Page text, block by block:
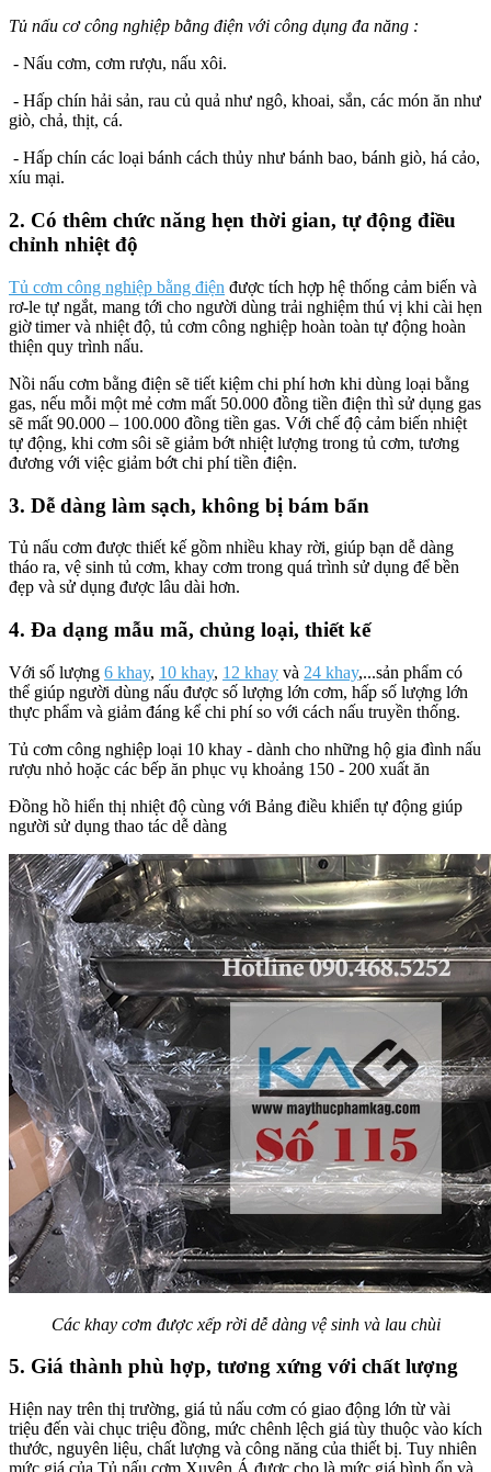
Tủ nấu cơ công nghiệp bằng điện với công dụng đa năng :
- Nấu cơm, cơm rượu, nấu xôi.
- Hấp chín hải sản, rau củ quả như ngô, khoai, sắn, các món ăn như
giò, chả, thịt, cá.
- Hấp chín các loại bánh cách thủy như bánh bao, bánh giò, há cảo,
xíu mại.
2. Có thêm chức năng hẹn thời gian, tự động điều
chỉnh nhiệt độ
Tủ cơm công nghiệp bằng điện được tích hợp hệ thống cảm biến và
rơ-le tự ngắt, mang tới cho người dùng trải nghiệm thú vị khi cài hẹn
giờ timer và nhiệt độ, tủ cơm công nghiệp hoàn toàn tự động hoàn
thiện quy trình nấu.
Nồi nấu cơm bằng điện sẽ tiết kiệm chi phí hơn khi dùng loại bằng
gas, nếu mỗi một mẻ cơm mất 50.000 đồng tiền điện thì sử dụng gas
sẽ mất 90.000 – 100.000 đồng tiền gas. Với chế độ cảm biến nhiệt
tự động, khi cơm sôi sẽ giảm bớt nhiệt lượng trong tủ cơm, tương
đương với việc giảm bớt chi phí tiền điện.
3. Dễ dàng làm sạch, không bị bám bẩn
Tủ nấu cơm được thiết kế gồm nhiều khay rời, giúp bạn dễ dàng
tháo ra, vệ sinh tủ cơm, khay cơm trong quá trình sử dụng để bền
đẹp và sử dụng được lâu dài hơn.
4. Đa dạng mẫu mã, chủng loại, thiết kế
Với số lượng 6 khay, 10 khay, 12 khay và 24 khay,...sản phẩm có
thể giúp người dùng nấu được số lượng lớn cơm, hấp số lượng lớn
thực phẩm và giảm đáng kể chi phí so với cách nấu truyền thống.
Tủ cơm công nghiệp loại 10 khay - dành cho những hộ gia đình nấu
rượu nhỏ hoặc các bếp ăn phục vụ khoảng 150 - 200 xuất ăn
Đồng hồ hiển thị nhiệt độ cùng với Bảng điều khiển tự động giúp
người sử dụng thao tác dễ dàng
Các khay cơm được xếp rời dễ dàng vệ sinh và lau chùi
5. Giá thành phù hợp, tương xứng với chất lượng
Hiện nay trên thị trường, giá tủ nấu cơm có giao động lớn từ vài
triệu đến vài chục triệu đồng, mức chênh lệch giá tùy thuộc vào kích
thước, nguyên liệu, chất lượng và công năng của thiết bị. Tuy nhiên